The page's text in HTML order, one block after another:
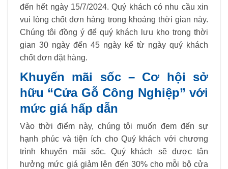
đến hết ngày 15/7/2024. Quý khách có nhu cầu xin
vui lòng chốt đơn hàng trong khoảng thời gian này.
Chúng tôi đồng ý để quý khách lưu kho trong thời
gian 30 ngày đến 45 ngày kể từ ngày quý khách
chốt đơn đặt hàng.
Khuyến mãi sốc – Cơ hội sở
hữu “Cửa Gỗ Công Nghiệp” với
mức giá hấp dẫn
Vào thời điểm này, chúng tôi muốn đem đến sự
hạnh phúc và tiện ích cho Quý khách với chương
trình khuyến mãi sốc. Quý khách sẽ được tận
hưởng mức giá giảm lên đến 30% cho mỗi bộ cửa